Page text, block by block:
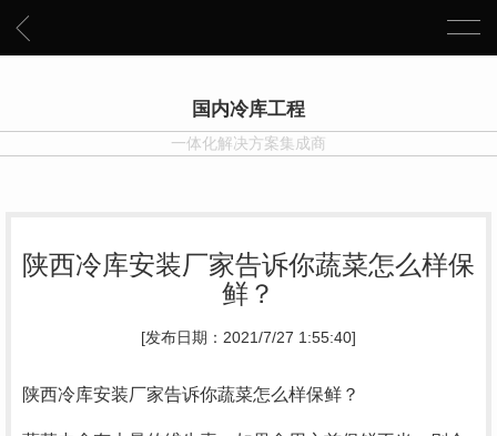
国内冷库工程
一体化解决方案集成商
陕西冷库安装厂家告诉你蔬菜怎么样保
鲜？
[发布日期：2021/7/27 1:55:40]
陕西冷库安装厂家告诉你蔬菜怎么样保鲜？